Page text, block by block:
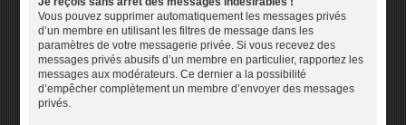
Vous pouvez supprimer automatiquement les messages privés
d’un membre en utilisant les filtres de message dans les
paramètres de votre messagerie privée. Si vous recevez des
messages privés abusifs d’un membre en particulier, rapportez les
messages aux modérateurs. Ce dernier a la possibilité
d’empêcher complètement un membre d’envoyer des messages
privés.